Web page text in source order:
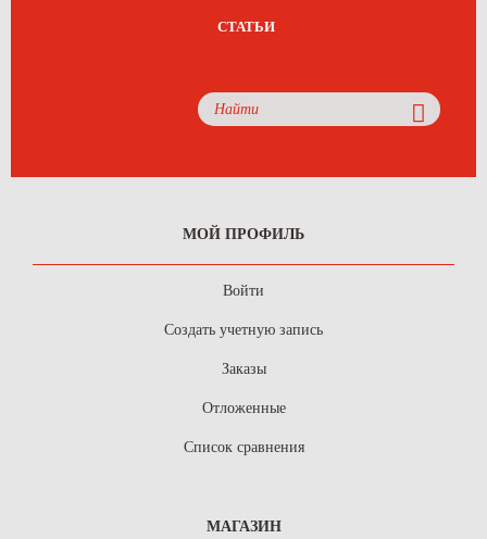
СТАТЬИ
МОЙ ПРОФИЛЬ
Войти
Создать учетную запись
Заказы
Отложенные
Список сравнения
МАГАЗИН